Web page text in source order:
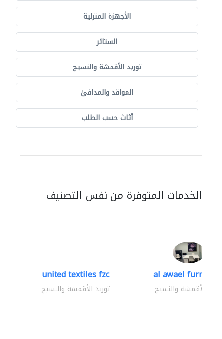
الأجهزة المنزلية
الستائر
توريد الأقمشة والنسيج
المواقد والمدافئ
أثاث حسب الطلب
الخدمات المتوفرة من نفس التصنيف
united textiles fzc
توريد الأقمشة والنسيج
al awael
الأقمشة والنسيج